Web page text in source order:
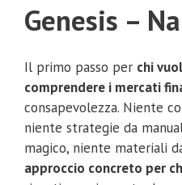
Genesis –
Il primo passo per chi
comprendere i mercati
consapevolezza. Niente
niente strategie da
magico, niente materiali
approccio concreto per